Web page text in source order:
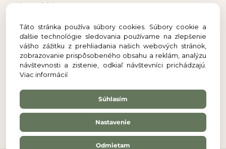
Ochrana údajov
Reklamačný formulár
Odstúpenie od zmluvy
Táto stránka používa súbory cookies. Súbory cookie a
ďalšie technológie sledovania používame na zlepšenie
vášho zážitku z prehliadania našich webových stránok,
zobrazovanie prispôsobeného obsahu a reklám, analýzu
návštevnosti a zistenie, odkiaľ návštevníci prichádzajú.
Viac informácií
Súhlasím
Nastavenie
Odmietam